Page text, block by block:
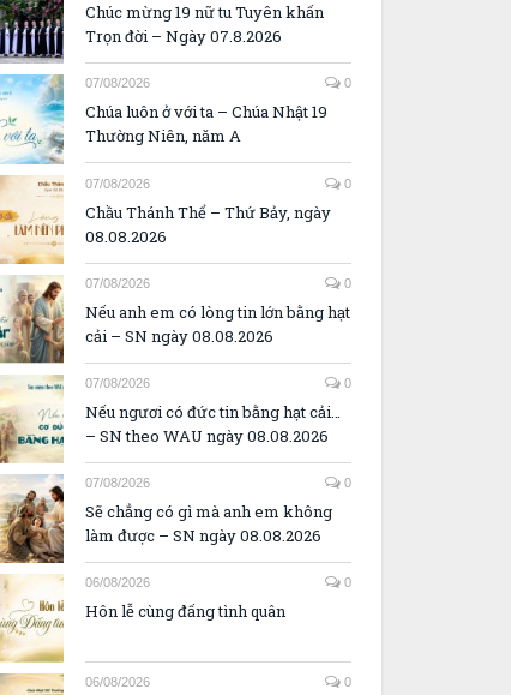
Chúc mừng 19 nữ tu Tuyên khấn
Trọn đời – Ngày 07.8.2026
07/08/2026 0
Chúa luôn ở với ta – Chúa Nhật 19
Thường Niên, năm A
07/08/2026 0
Chầu Thánh Thể – Thứ Bảy, ngày
08.08.2026
07/08/2026 0
Nếu anh em có lòng tin lớn bằng hạt
cải – SN ngày 08.08.2026
07/08/2026 0
Nếu ngươi có đức tin bằng hạt cải…
– SN theo WAU ngày 08.08.2026
07/08/2026 0
Sẽ chẳng có gì mà anh em không
làm được – SN ngày 08.08.2026
06/08/2026 0
Hôn lễ cùng đấng tình quân
06/08/2026 0